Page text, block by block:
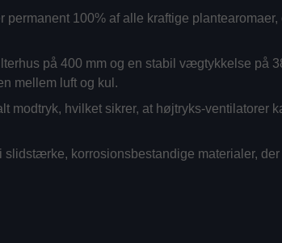
permanent 100% af alle kraftige
på 400 mm og en stabil vægtykkelse på
mellem luft og kul.
modtryk, hvilket sikrer, at højtryks-ventilatorer
slidstærke, korrosionsbestandige materialer,